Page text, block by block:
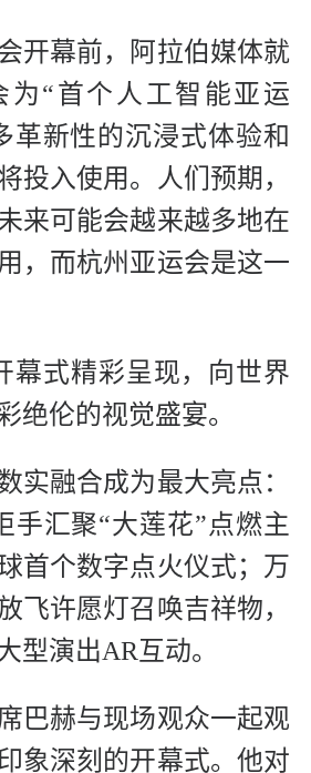
开幕前，阿拉伯媒体就
为“首个人工智能亚运
革新性的沉浸式体验和
投入使用。人们预期，
来可能会越来越多地在
，而杭州亚运会是这一
幕式精彩呈现，向世界
绝伦的视觉盛宴。
实融合成为最大亮点：
手汇聚“大莲花”点燃主
首个数字点火仪式；万
飞许愿灯召唤吉祥物，
型演出AR互动。
巴赫与现场观众一起观
象深刻的开幕式。他对